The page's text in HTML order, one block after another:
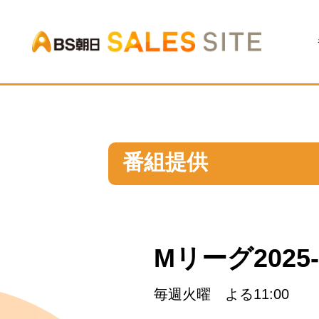
番組提供
Mリーグ
毎週火曜 よる11:00